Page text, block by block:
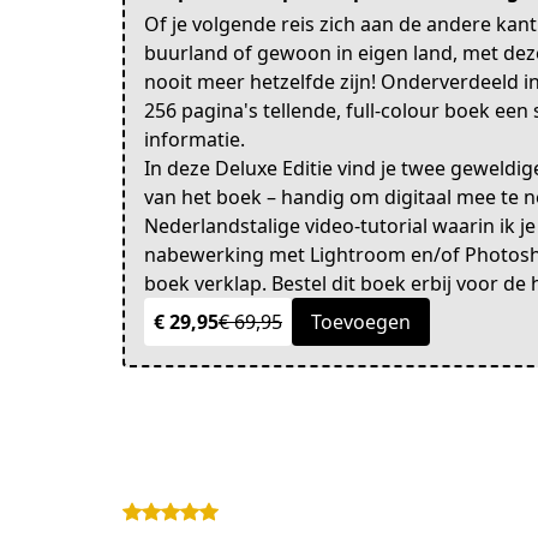
Of je volgende reis zich aan de andere
buurland of gewoon in eigen land, met
nooit meer hetzelfde zijn! Onderverdeeld
256 pagina's tellende, full-colour boek
informatie.
In deze Deluxe Editie vind je twee
van het boek – handig om digitaal mee te
Nederlandstalige video-tutorial waarin ik
nabewerking met Lightroom en/of
boek verklap. Bestel dit boek erbij voor de
€ 29,95€ 69,95 Toevoegen